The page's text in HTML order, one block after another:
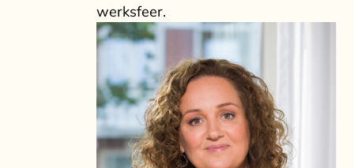
werksfeer.